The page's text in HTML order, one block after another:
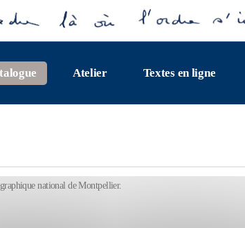
Atelier Textes en ligne
national de Montpellier.